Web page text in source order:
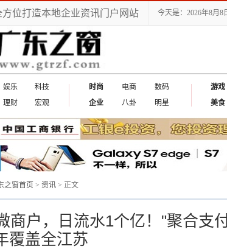
方位打造本地企业资讯门户网站 今天是：2026年8月
娱乐
科技
理财 宏观
时尚 电商
数码
企业
八卦 明星
游戏
美食
之窗首页 > 资讯 > 正文
商户，日流水1个亿！"聚合支
覆盖全江苏